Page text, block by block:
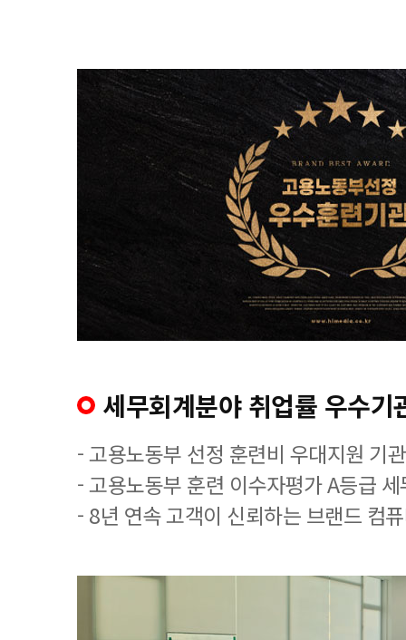
세무회계분야 취업률 우수기
- 고용노동부 선정 훈련비 우대지원 기관
- 고용노동부 훈련 이수자평가 A등급
- 8년 연속 고객이 신뢰하는 브랜드 컴